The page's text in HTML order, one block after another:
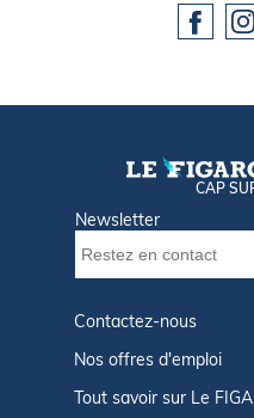
CAP
Newsletter
Contactez-nous
Nos offres d'emploi
Tout savoir sur Le